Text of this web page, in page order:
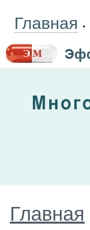
Главная •
Главная